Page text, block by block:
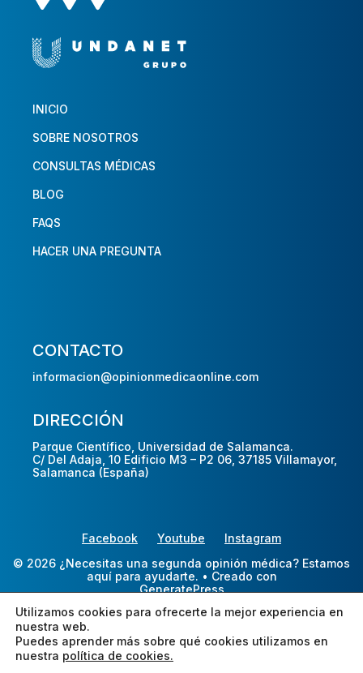
INICIO
SOBRE NOSOTROS
CONSULTAS MÉDICAS
BLOG
FAQS
HACER UNA PREGUNTA
CONTACTO
informacion@opinionmedicaonline.com
DIRECCIÓN
Parque Científico, Universidad de Salamanca.
C/ Del Adaja, 10 Edificio M3 – P2 06, 37185 Villamayor,
Salamanca (España)
Facebook Youtube
Instagram
© 2026 ¿Necesitas una segunda opinión médica? Estamos
aquí para ayudarte. • Creado con
GeneratePress
Utilizamos cookies para ofrecerte la mejor experiencia en
nuestra web.
Puedes aprender más sobre qué cookies utilizamos en
nuestra política de cookies.